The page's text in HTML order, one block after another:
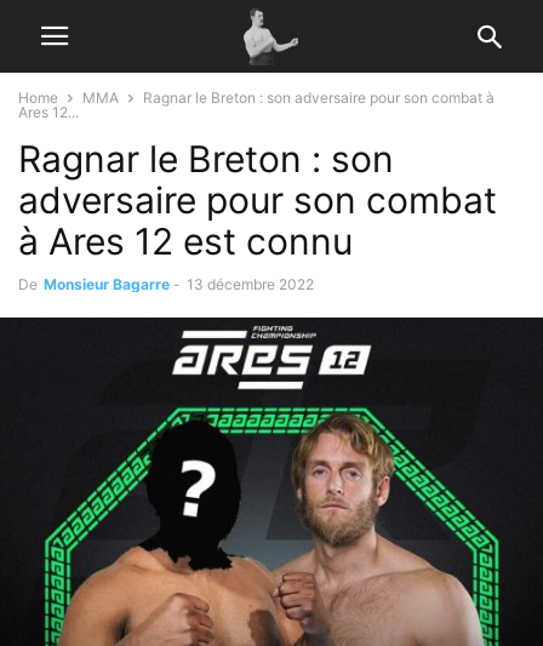
Home MMA
Ragnar le Breton : son adversaire pour son combat à
Ares 12...
Ragnar le Breton : son
adversaire pour son combat
à Ares 12 est connu
De Monsieur Bagarre - 13 décembre 2022